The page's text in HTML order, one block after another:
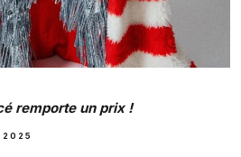
remporte un prix !
2025